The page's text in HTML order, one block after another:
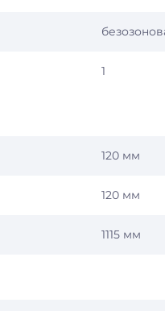
1
120 мм
120 мм
1115 мм